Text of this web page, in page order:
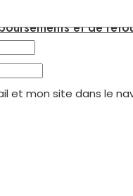
et de
et mon site dans le